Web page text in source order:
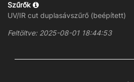
Szűrők
UV/IR cut duplasávszűrő (beépített)
Feltöltve: 2025-08-01 18:44:53